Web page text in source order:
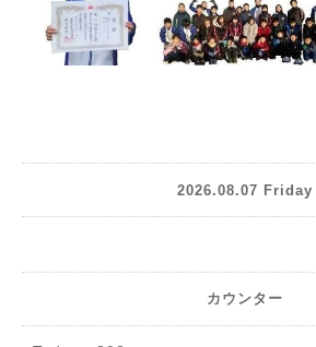
2026.08.07 Friday
カウンター